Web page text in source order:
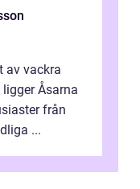
av vackra
Åsarna
från
...